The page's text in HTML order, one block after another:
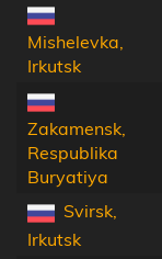
Mishelevka,
Irkutsk
Zakamensk,
Respublika
Buryatiya
Svirsk,
Irkutsk